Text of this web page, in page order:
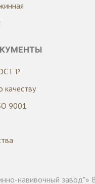
Р
качеству
9001
навивочный завод"»